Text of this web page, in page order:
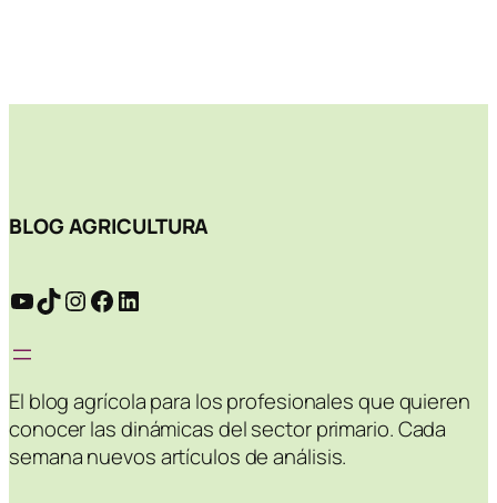
BLOG AGRICULTURA
YouTube
TikTok
Instagram
Facebook
LinkedIn
El blog agrícola para los profesionales que quieren
conocer las dinámicas del sector primario. Cada
semana nuevos artículos de análisis.